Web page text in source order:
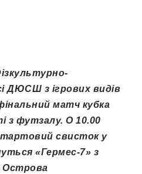
ДЮСШ з ігрових видів
матч кубка
з футзалу. О 10.00
свисток у
«Гермес-7» з
Острова